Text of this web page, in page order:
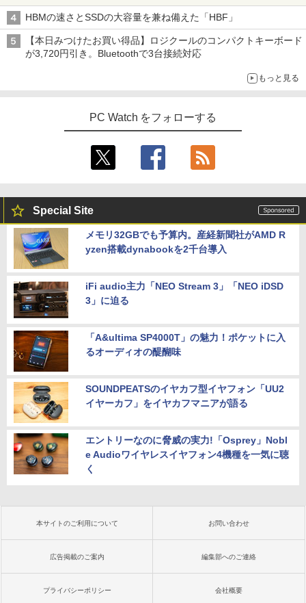
￥250
みきった日本の水 2L 8本 ラベルレス [ ケース
] [ 水 ] [ ペットボトル ] [ 箱買い ] [ ストック
] [ 水分補給 ]
￥810
￥19,800
送料無料 2017年モデル lenovo ideaPad
C340-14IML Windows11 64bit タッチパ
AN A4サイズ 14インチ フルHD液晶 中古
ノートパソコン 中古 パソコン【30日保
￥26,800
5
超得2,500円OFF&P2倍｜生活応援 パソ
コンバック付き｜Windows11正式対応｜
中古 ノートパソコン Windows11 office
付 13.3型｜Corei5 第8世代｜中古ノート
コン 整備済み｜ノートパソコン
8世代 Dell OptiPlex 3060 SFF Office付
き Win11 メモリ16GB/32GB SSD256G
B/512GB/1TB USB3.0 WIFI子機付 DVD
HDMI DisplayPort 2画面出力 中古パソ
コン pc デスクトップPC 本体
【マラソン値引中！国内組立の 新品】新
ン ビジネス Ryzen5 5600GT Windows1
0 11 SSD256GB メモリ 16GB 1年保証
神 eスポーツ おしゃれ 入門用 本体のみ
￥62,795
C 新品 Lenovo ThinkCentre neo 50q T
iny Gen 5 Core i5 メモリ 16GB SSD 25
6GB 512GB 選択可 Windows11 Home
可能 送料無料 1年 3年 保証 選択可【Nor
tonP】
￥13,980
モニター 21.5インチ/23.8インチ/27イン
チ フルhd 高画質 100Hz VA ノングレア
ハイビジョン 21インチ 液晶モニター ア
イリスオーヤマ DT-JF *
￥11,980
【2026年最新改良版・高級金属製】【タ
ッチ選択】モバイルモニター 15.6インチ
タッチパネル ワイヤレス接続 電池内蔵
自立スタンド モバイルモニター スタンド
ゲーミングモニター 1080PフルHD 高画
￥14,580
￥21,534
Livly Island 公式ガイドブック4 心が重
なるリヴリーの世界 [ ココネ株式会社 ]
HBMの速さとSSDの大容量を兼ね備えた「HBF」
【本日みつけたお買い得品】ロジクールのコンパクトキーボード
が3,720円引き。Bluetoothで3台接続対応
もっと見る
PC Watch をフォローする
Special Site
メモリ32GBでも予算内。産経新聞社がAMD R
yzen搭載dynabookを2千台導入
iFi audio主力「NEO Stream 3」「NEO iDSD
3」に迫る
「A&ultima SP4000T」の魅力！ポケットに入
るオーディオの醍醐味
SOUNDPEATSのイヤカフ型イヤフォン「UU2
イヤーカフ」をイヤカフマニアが語る
エントリーなのに脅威の実力!「Osprey」Nobl
e Audioワイヤレスイヤフォン4機種を一気に聴
く
本サイトのご利用について お問い合わせ
広告掲載のご案内 編集部へのご連絡
プライバシーポリシー 会社概要